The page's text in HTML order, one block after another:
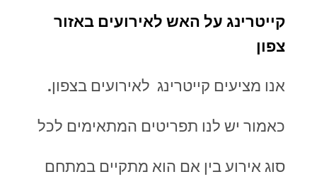
קייטרינג על האש לאירועים באזור
צפון
אנו מציעים קייטרינג לאירועים בצפון.
כאמור יש לנו תפריטים המתאימים לכל
סוג אירוע בין אם הוא מתקיים במתחם